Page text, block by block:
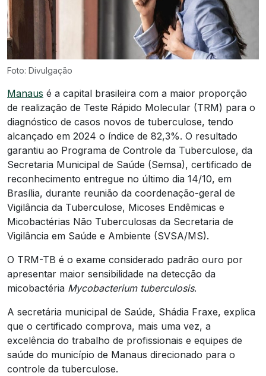
Foto: Divulgação
Manaus é a capital brasileira com a maior proporção
de realização de Teste Rápido Molecular (TRM) para o
diagnóstico de casos novos de tuberculose, tendo
alcançado em 2024 o índice de 82,3%. O resultado
garantiu ao Programa de Controle da Tuberculose, da
Secretaria Municipal de Saúde (Semsa), certificado de
reconhecimento entregue no último dia 14/10, em
Brasília, durante reunião da coordenação-geral de
Vigilância da Tuberculose, Micoses Endêmicas e
Micobactérias Não Tuberculosas da Secretaria de
Vigilância em Saúde e Ambiente (SVSA/MS).
O TRM-TB é o exame considerado padrão ouro por
apresentar maior sensibilidade na detecção da
micobactéria Mycobacterium tuberculosis.
A secretária municipal de Saúde, Shádia Fraxe, explica
que o certificado comprova, mais uma vez, a
excelência do trabalho de profissionais e equipes de
saúde do município de Manaus direcionado para o
controle da tuberculose.